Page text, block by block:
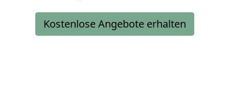
Kostenlose Angebote erhalten